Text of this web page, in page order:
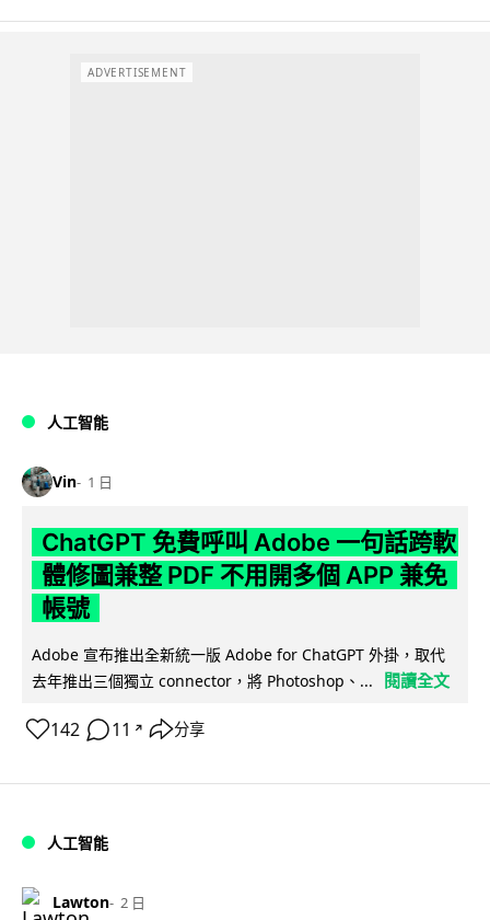
ADVERTISEMENT
人工智能
Vin 1 日
ChatGPT 免費呼叫 Adobe 一句話跨軟
體修圖兼整 PDF 不用開多個 APP 兼免
帳號
Adobe 宣布推出全新統一版 Adobe for ChatGPT 外掛，取代
去年推出三個獨立 connector，將 Photoshop、...
閱讀全文
142 11 ↗ 分享
人工智能
Lawton 2 日